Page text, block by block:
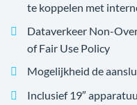
te koppelen met
Dataverkeer Non-
of Fair Use Policy
Mogelijkheid de
Inclusief 19″